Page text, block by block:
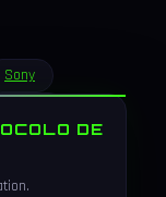
Sony
DE